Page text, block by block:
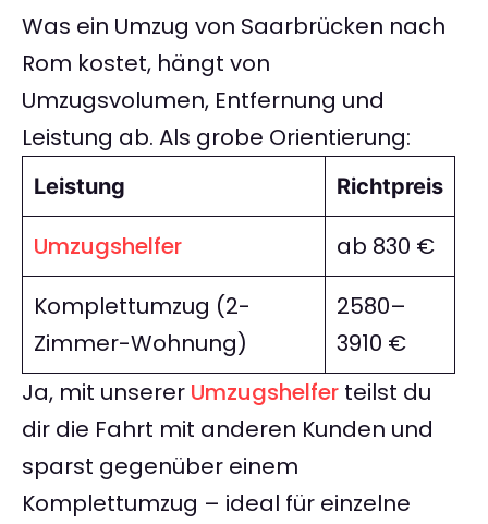
Was ein Umzug von Saarbrücken nach
Rom kostet, hängt von
Umzugsvolumen, Entfernung und
Leistung ab. Als grobe Orientierung:
Leistung Richtpreis
Umzugshelfer
ab 830 €
Komplettumzug (2-
Zimmer-Wohnung)
2580–
3910 €
Ja, mit unserer Umzugshelfer teilst du
dir die Fahrt mit anderen Kunden und
sparst gegenüber einem
Komplettumzug – ideal für einzelne